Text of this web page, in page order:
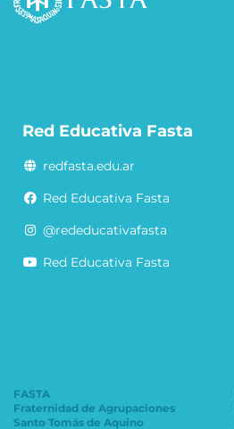
Red Educativa Fasta
redfasta.edu.ar
Red Educativa Fasta
@rededucativafasta
Red Educativa Fasta
FASTA
Fraternidad de Agrupaciones
Santo Tomás de Aquino